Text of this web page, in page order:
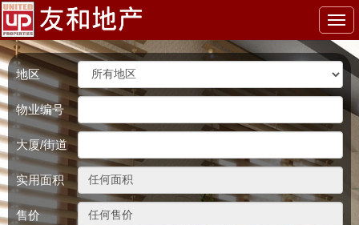
地区
物业编号
大厦/街道
实用面积
售价